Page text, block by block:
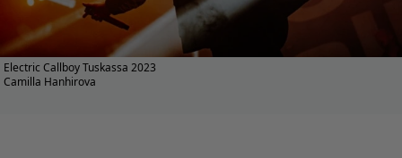
Electric Callboy Tuskassa 2023
Camilla Hanhirova